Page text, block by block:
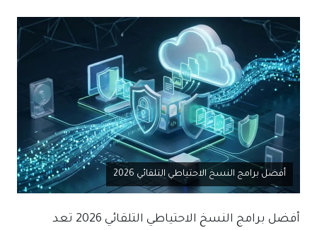
أفضل برامج النسخ الاحتياطي التلقائي 2026
أفضل برامج النسخ الاحتياطي التلقائي 2026 تعد